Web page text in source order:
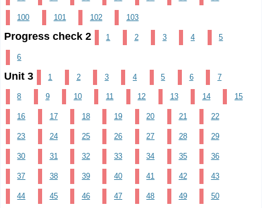
100 101 102 103
Progress check 2 1 2 3 4 5
6
Unit 3 1 2 3 4 5 6 7
8 9 10 11 12 13 14 15
16 17 18 19 20 21 22
23 24 25 26 27 28 29
30 31 32 33 34 35 36
37 38 39 40 41 42 43
44 45 46 47 48 49 50